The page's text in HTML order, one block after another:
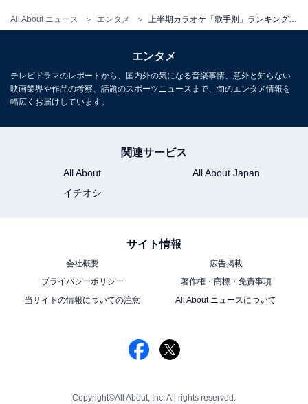
All About ニュース エンタメ 上半期カラオケ「歌手別」ランキング！ 3位「Official髭男dism」、2位「LiSA」、1位は？
エンタメ
テレビドラマのレポートから、国内外の気になる音楽事情、意外と知らない
映画業界や作品の考察、話題のスポーツニュースまで、旬のエンタメ情報を
幅広くお届けしています。
関連サービス
All About
All About Japan
イチオシ
サイト情報
会社概要
広告掲載
プライバシーポリシー
著作権・商標・免責事項
当サイトの情報についての注意
All About ニュースについて
Copyright©All About, Inc. All rights reserved.